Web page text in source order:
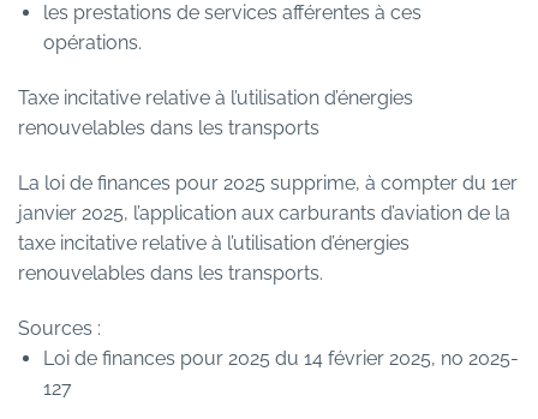
les prestations de services afférentes à ces
opérations.
Taxe incitative relative à l’utilisation d’énergies
renouvelables dans les transports
La loi de finances pour 2025 supprime, à compter du 1er
janvier 2025, l’application aux carburants d’aviation de la
taxe incitative relative à l’utilisation d’énergies
renouvelables dans les transports.
Sources :
Loi de finances pour 2025 du 14 février 2025, no 2025-
127